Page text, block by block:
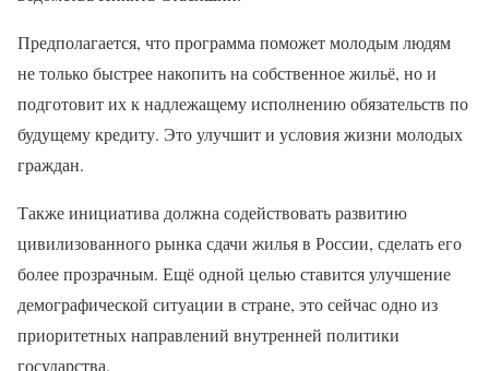
Предполагается, что программа поможет молодым людям
не только быстрее накопить на собственное жильё, но и
подготовит их к надлежащему исполнению обязательств по
будущему кредиту. Это улучшит и условия жизни молодых
граждан.
Также инициатива должна содействовать развитию
цивилизованного рынка сдачи жилья в России, сделать его
более прозрачным. Ещё одной целью ставится улучшение
демографической ситуации в стране, это сейчас одно из
приоритетных направлений внутренней политики
государства.